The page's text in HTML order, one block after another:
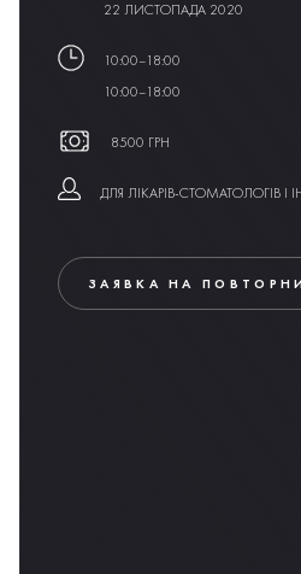
22 ЛИСТОПАДА 2020
10:00–18:00
10:00–18:00
8500 ГРН
ДЛЯ ЛІКАРІВ-СТОМАТОЛОГІВ І
ЗАЯВКА НА